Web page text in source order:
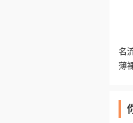
名
薄